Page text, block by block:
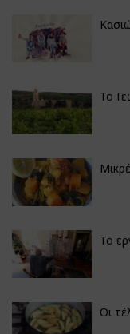
Το
Το
Οι